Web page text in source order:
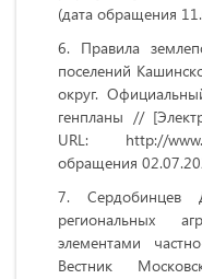
(дата обращения
Правила
поселений
округ.
генпланы //
URL: http://
обращения
Сердобинцев
региональных
элементами
Вестник